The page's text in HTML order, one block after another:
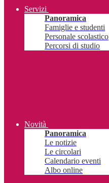
Servizi
Panoramica
Famiglie e studenti
Personale scolastico
Percorsi di studio
Novità
Panoramica
Le notizie
Le circolari
Calendario eventi
Albo online